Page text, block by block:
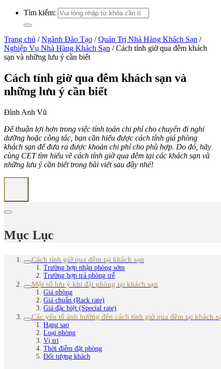
Tìm kiếm:
Trang chủ / Ngành Đào Tạo / Quản Trị Nhà Hàng Khách Sạn /
Nghiệp Vụ Nhà Hàng Khách Sạn / Cách tính giờ qua đêm khách
sạn và những lưu ý cần biết
Cách tính giờ qua đêm khách sạn và
những lưu ý cần biết
Đình Anh Vũ
Để thuận lợi hơn trong việc tính toán chi phí cho chuyến đi nghỉ
dưỡng hoặc công tác, bạn cần hiểu được cách tính giá phòng
khách sạn để đưa ra được khoản chi phí cho phù hợp. Do đó, hãy
cùng CET tìm hiểu về cách tính giờ qua đêm tại các khách sạn và
những lưu ý cần biết trong bài viết sau đây nhé!
Mục Lục
Cách tính giờ qua đêm tại khách sạn
Trường hợp nhận phòng sớm
Trường hợp trả phòng trễ
Một số lưu ý khi đặt phòng tại khách sạn
Giá phòng
Giá chuẩn (Rack rate)
Giá đặc biệt (Special rate)
Các yếu tố ảnh hưởng đến cách tính giờ qua đêm tại khách
Hạng sao
Loại phòng
Vị trí
Thời điểm đặt phòng
Đối tượng khách